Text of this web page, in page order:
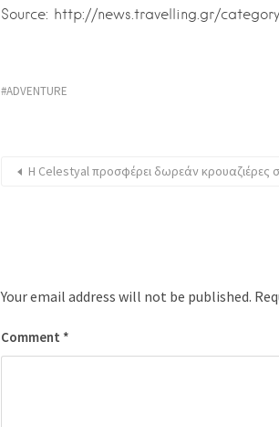
Source: http://news.travelling.gr/
ADVENTURE
Η Celestyal προσφέρει δωρεάν κρουαζιέρες
Your email address will not be published.
Comment *